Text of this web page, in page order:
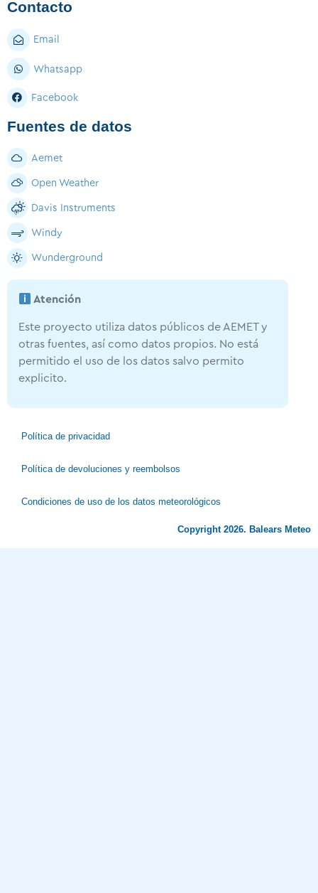
Contacto
Email
Whatsapp
Facebook
Fuentes de datos
Aemet
Open Weather
Davis Instruments
Windy
Wunderground
Atención
Este proyecto utiliza datos públicos de AEMET y
otras fuentes, así como datos propios. No está
permitido el uso de los datos salvo permito
explicito.
Política de privacidad
Política de devoluciones y reembolsos
Condiciones de uso de los datos meteorológicos
Copyright 2026. Balears Meteo